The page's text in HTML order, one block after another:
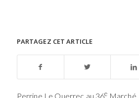
PARTAGEZ CET ARTICLE
Perrine Le Querrec au 36e